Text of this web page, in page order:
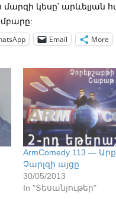
մարզի կեսը՝
Email More
ArmComedy 113 —
Չարլզի այցը
30/05/2013
In "Տեսանյութեր"